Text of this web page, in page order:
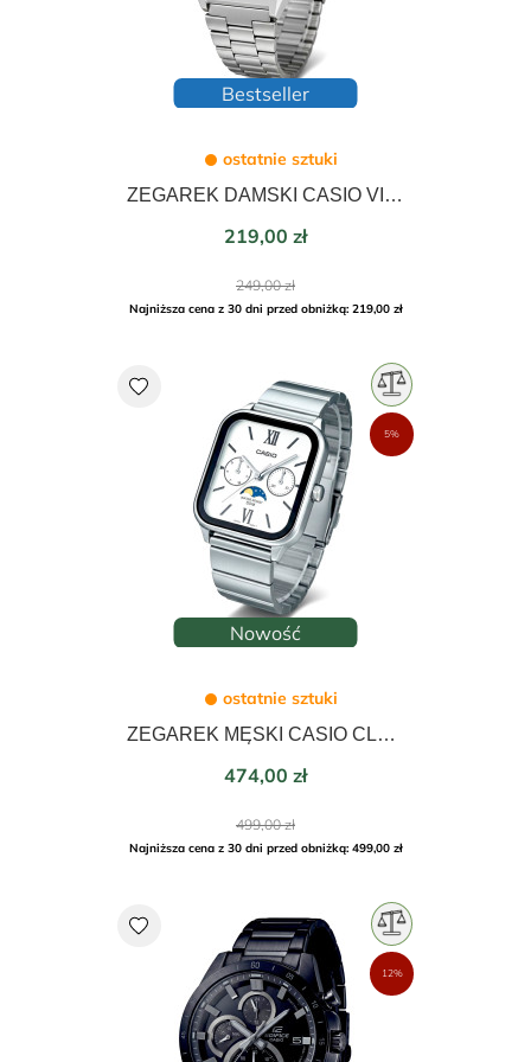
Bestseller
ostatnie sztuki
ZEGAREK DAMSKI CASIO VINTAGE 35mm B640WDG-7EF
Cena
219,00 zł
Cena
podstawowa
249,00 zł
Najniższa cena z 30 dni przed obniżką: 219,00 zł
Nowość
ostatnie sztuki
ZEGAREK MĘSKI CASIO CLASSIC COLLECTION MOON PHASE 34mm MTP-M305D-7A2VDF
Cena
474,00 zł
Cena
podstawowa
499,00 zł
Najniższa cena z 30 dni przed obniżką: 499,00 zł
favorite
5%
favorite
12%